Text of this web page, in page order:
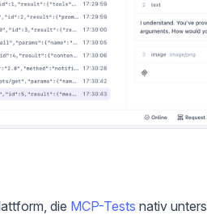
die MCP-Tests nativ